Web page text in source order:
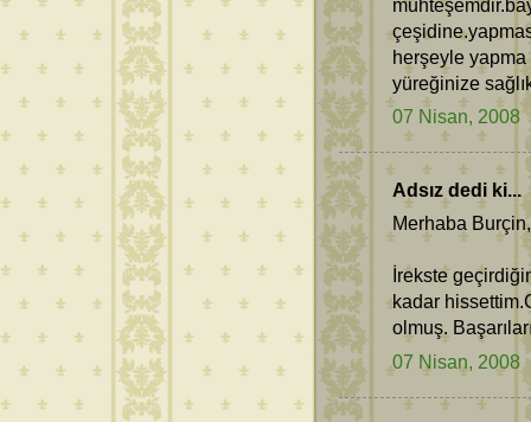
herşeyle yapma
yüreğinize
07 Nisan, 2008
Adsız dedi ki...
Merhaba Burçin,
İrekste
kadar
olmuş.
07 Nisan, 2008